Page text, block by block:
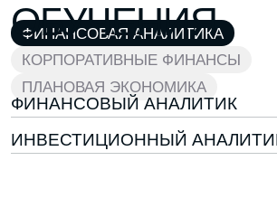
2 ГОДА КАРЬЕРЫ
Ты самостоятельно проводишь финансовый
и бизнес-анализ, разрабатываешь прогнозы
160 000 ₽
270 000 ₽